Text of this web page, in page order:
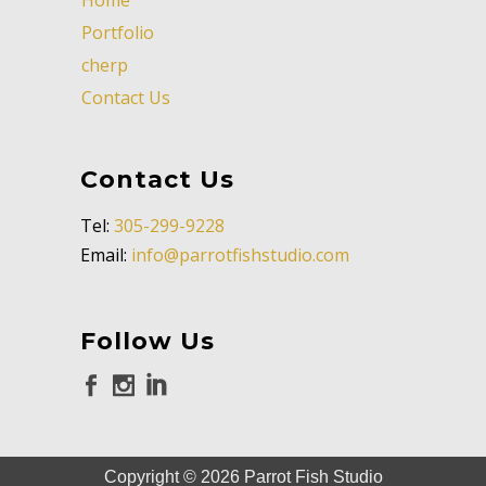
Portfolio
cherp
Contact Us
Contact Us
Tel: 305-299-9228
Email: info@parrotfishstudio.com
Follow Us
Copyright © 2026Parrot Fish Studio